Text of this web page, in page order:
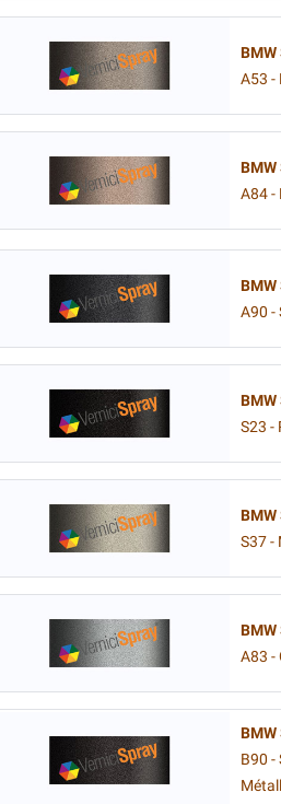
BMW
A53 -
BMW
A84 -
BMW
A90 -
BMW
S23 -
BMW
S37 -
BMW
A83 -
BMW
B90